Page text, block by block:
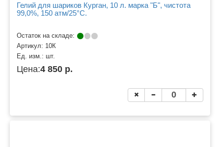
Гелий для шариков Курган, 10 л. марка "Б", чистота
99,0%, 150 атм/25°C.
Остаток на складе:
Артикул: 10К
Ед. изм.: шт.
Цена:4 850 р.